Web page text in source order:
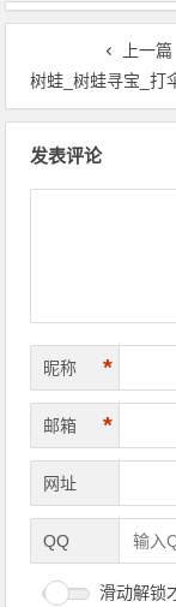
上一篇
树蛙_树蛙寻宝_打伞树蛙_树蛙图
发表评论
昵称 *
邮箱 *
网址
QQ
滑动解锁